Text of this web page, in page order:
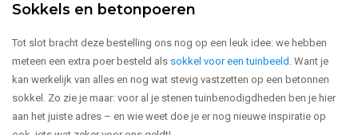
Sokkels en betonpoeren
Tot slot bracht deze bestelling ons nog op een leuk idee: we hebben
meteen een extra poer besteld als sokkel voor een tuinbeeld . Want je
kan werkelijk van alles en nog wat stevig vastzetten op een betonnen
sokkel. Zo zie je maar: voor al je stenen tuinbenodigdheden ben je hier
aan het juiste adres – en wie weet doe je er nog nieuwe inspiratie op